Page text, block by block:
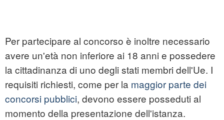
Per partecipare al concorso è inoltre necessario
avere un'età non inferiore ai 18 anni e possedere
la cittadinanza di uno degli stati membri dell'Ue. I
requisiti richiesti, come per la maggior parte dei
concorsi pubblici, devono essere posseduti al
momento della presentazione dell'istanza.